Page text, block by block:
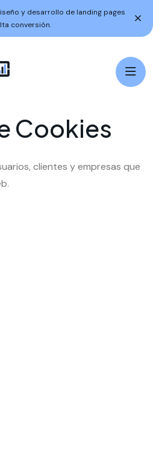
y desarrollo de landing pages
conversión.
Cookies
clientes y empresas que